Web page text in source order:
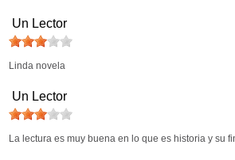
Un Lector
Linda novela
Un Lector
La lectura es muy buena en lo que es historia y su